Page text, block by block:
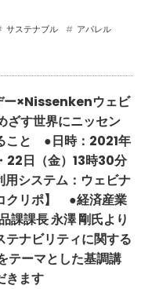
サステナブル アパレル
ー×Nissenkenウェビ
ざす世界にニッセン
こと ●日時：2021年
22日（金）13時30分
システム：ウェビナ
クリポ】 ●経済産業
課課長 永澤 剛氏より
テナビリティに関する
テーマとした基調講
きます